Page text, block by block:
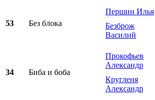
53 Без блока
Першин Илья
Безброж
Василий
34 Биба и боба
Прокофьев
Александр
Кругленя
Александр